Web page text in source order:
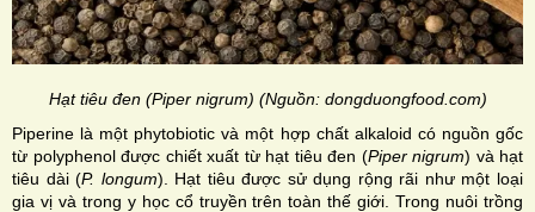
Hạt tiêu đen (Piper nigrum) (Nguồn: dongduongfood.com)
Piperine là một phytobiotic và một hợp chất alkaloid có nguồn gốc
từ polyphenol được chiết xuất từ hạt tiêu đen (Piper nigrum) và hạt
tiêu dài (P. longum). Hạt tiêu được sử dụng rộng rãi như một loại
gia vị và trong y học cổ truyền trên toàn thế giới. Trong nuôi trồng